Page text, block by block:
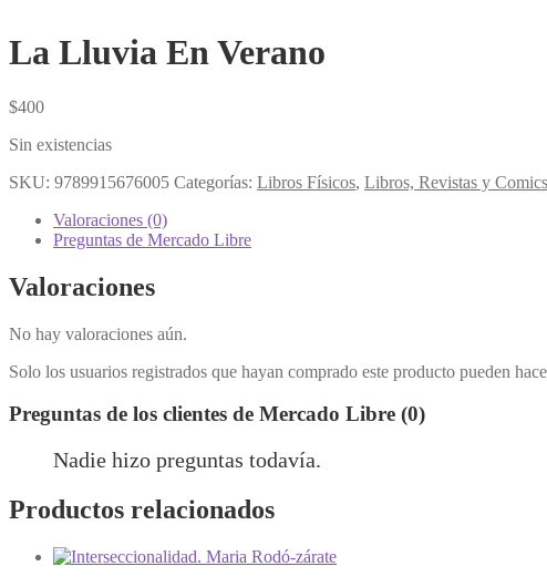
La Lluvia En Verano
$400
Sin existencias
SKU: 9789915676005 Categorías: Libros Físicos, Libros, Revistas y Comics
Valoraciones (0)
Preguntas de Mercado Libre
Valoraciones
No hay valoraciones aún.
Solo los usuarios registrados que hayan comprado este producto pueden
Preguntas de los clientes de Mercado Libre (0)
Nadie hizo preguntas todavía.
Productos relacionados